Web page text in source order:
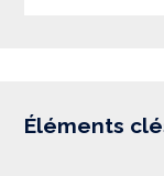
Éléments